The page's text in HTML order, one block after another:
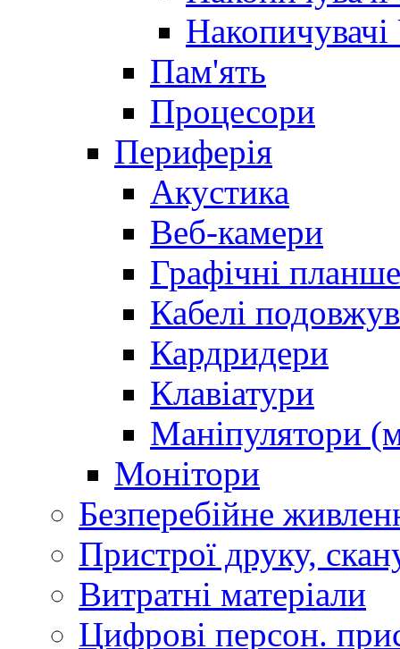
Пам'ять
Процесори
Периферія
Акустика
Веб-камери
Графічні
Кабелі
Кардридери
Клавіатури
Маніпулятори
Монітори
Безперебійне
Пристрої друку,
Витратні матеріали
Цифрові персон.